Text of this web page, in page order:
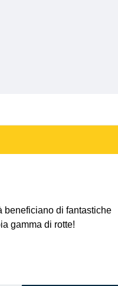
beneficiano di fantastiche
gamma di rotte!